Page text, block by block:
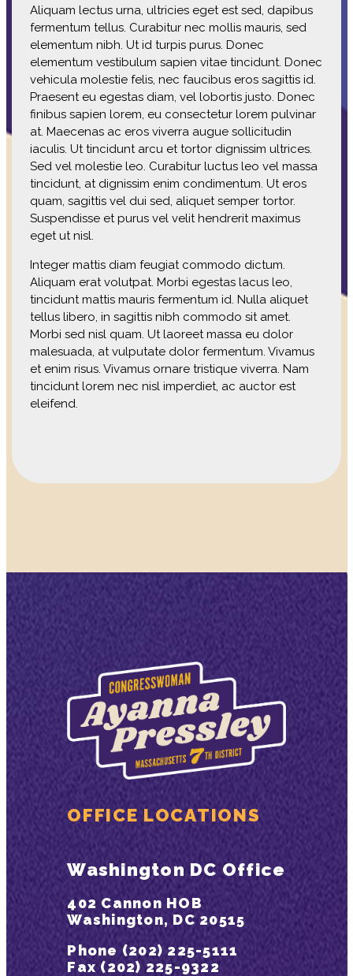
Aliquam lectus urna, ultricies eget est sed, dapibus
fermentum tellus. Curabitur nec mollis mauris, sed
elementum nibh. Ut id turpis purus. Donec
elementum vestibulum sapien vitae tincidunt. Donec
vehicula molestie felis, nec faucibus eros sagittis id.
Praesent eu egestas diam, vel lobortis justo. Donec
finibus sapien lorem, eu consectetur lorem pulvinar
at. Maecenas ac eros viverra augue sollicitudin
iaculis. Ut tincidunt arcu et tortor dignissim ultrices.
Sed vel molestie leo. Curabitur luctus leo vel massa
tincidunt, at dignissim enim condimentum. Ut eros
quam, sagittis vel dui sed, aliquet semper tortor.
Suspendisse et purus vel velit hendrerit maximus
eget ut nisl.
Integer mattis diam feugiat commodo dictum.
Aliquam erat volutpat. Morbi egestas lacus leo,
tincidunt mattis mauris fermentum id. Nulla aliquet
tellus libero, in sagittis nibh commodo sit amet.
Morbi sed nisl quam. Ut laoreet massa eu dolor
malesuada, at vulputate dolor fermentum. Vivamus
et enim risus. Vivamus ornare tristique viverra. Nam
tincidunt lorem nec nisl imperdiet, ac auctor est
eleifend.
OFFICE LOCATIONS
Washington DC Office
402 Cannon HOB
Washington, DC 20515
Phone (202) 225-5111
Fax (202) 225-9322